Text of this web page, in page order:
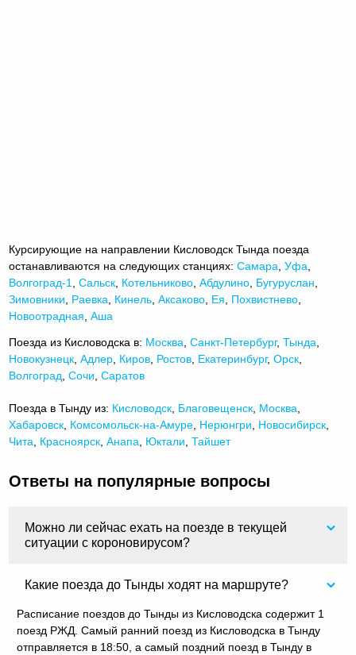
Курсирующие на направлении Кисловодск Тында поезда
останавливаются на следующих станциях:Самара ,Уфа
Волгоград-1
,Сальск Котельниково ,Абдулино Бугуруслан
Зимовники
Раевка Кинель ,Аксаково Ея Похвистнево
Новоотрадная ,Аша
Поезда из Кисловодска в: Москва ,Санкт-Петербург,Тында
Новокузнецк ,Адлер Киров Ростов Екатеринбург,Орск
Волгоград ,Сочи ,Саратов
Поезда в Тынду из: Кисловодск Благовещенск Москва
Хабаровск Комсомольск-на-Амуре Нерюнгри Новосибирск
Чита
Красноярск ,Анапа Юктали ,Тайшет
Ответы на популярные вопросы
Можно ли сейчас ехать на поезде в текущей
ситуации с короновирусом?
Какие поезда до Тынды ходят на маршруте?
Расписание поездов до Тынды из Кисловодска содержит 1
поезд РЖД. Самый ранний поезд из Кисловодска в Тынду
отправляется в 18:50, а самый поздний поезд в Тынду в